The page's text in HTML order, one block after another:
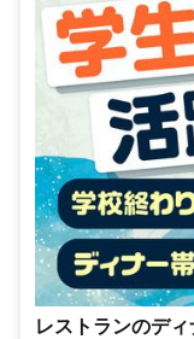
レストランのデ